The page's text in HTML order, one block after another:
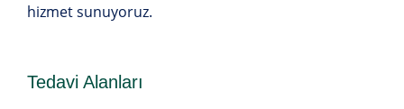
hizmet sunuyoruz.
Tedavi Alanları